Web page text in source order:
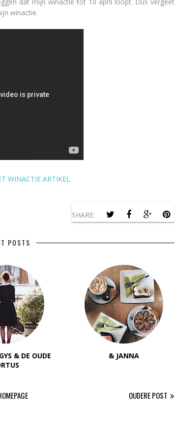
winactie.
WINACTIE ARTIKEL
SHARE:
POSTS
& DE OUDE
& JANNA
OUDERE POST